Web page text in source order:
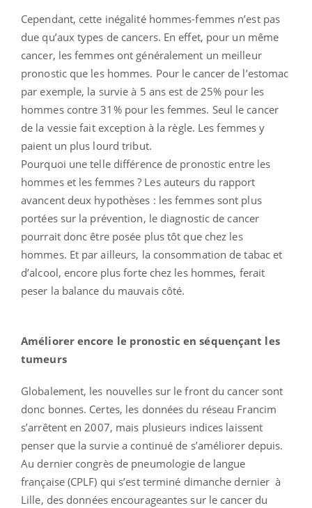
Cependant, cette inégalité hommes-femmes n’est pas
due qu’aux types de cancers. En effet, pour un même
cancer, les femmes ont généralement un meilleur
pronostic que les hommes. Pour le cancer de l’estomac
par exemple, la survie à 5 ans est de 25% pour les
hommes contre 31% pour les femmes. Seul le cancer
de la vessie fait exception à la règle. Les femmes y
paient un plus lourd tribut.
Pourquoi une telle différence de pronostic entre les
hommes et les femmes ? Les auteurs du rapport
avancent deux hypothèses : les femmes sont plus
portées sur la prévention, le diagnostic de cancer
pourrait donc être posée plus tôt que chez les
hommes. Et par ailleurs, la consommation de tabac et
d’alcool, encore plus forte chez les hommes, ferait
peser la balance du mauvais côté.
Améliorer encore le pronostic en séquençant les
tumeurs
Globalement, les nouvelles sur le front du cancer sont
donc bonnes. Certes, les données du réseau Francim
s’arrêtent en 2007, mais plusieurs indices laissent
penser que la survie a continué de s’améliorer depuis.
Au dernier congrès de pneumologie de langue
française (CPLF) qui s’est terminé dimanche dernier à
Lille, des données encourageantes sur le cancer du